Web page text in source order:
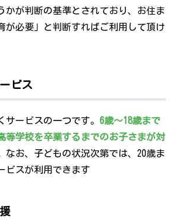
かが判断の基準とされており、お住ま
が必要」と判断すればご利用して頂け
ビス
サービスの一つです。 6歳～18歳まで
等学校を卒業するまでのお子さまが対
なお、子どもの状況次第では、20歳ま
ビスが利用できます